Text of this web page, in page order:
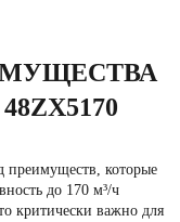
преимуществ, которые
до 170 м³/ч
критически важно для